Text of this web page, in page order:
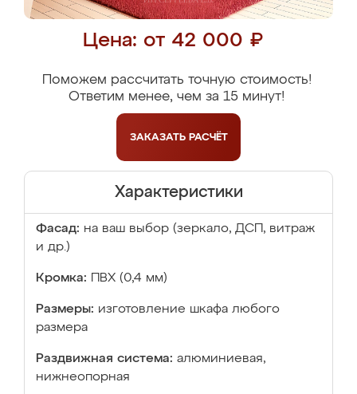
Цена: от 42 000 ₽
Поможем рассчитать точную стоимость!
Ответим менее, чем за 15 минут!
ЗАКАЗАТЬ РАСЧЁТ
Характеристики
Фасад: на ваш выбор (зеркало, ДСП, витраж
и др.)
Кромка: ПВХ (0,4 мм)
Размеры: изготовление шкафа любого
размера
Раздвижная система: алюминиевая,
нижнеопорная